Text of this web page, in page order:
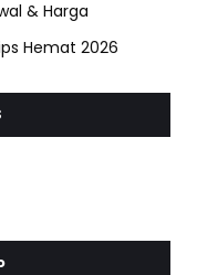
& Harga
Hemat 2026